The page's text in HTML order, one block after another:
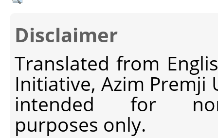
Disclaimer
Translated from
Initiative, Azim Premji
intended for non-
purposes only.